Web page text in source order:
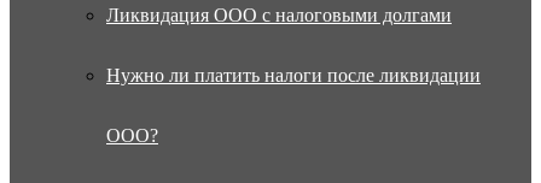
Ликвидация ООО с налоговыми долгами
Нужно ли платить налоги после ликвидации
ООО?